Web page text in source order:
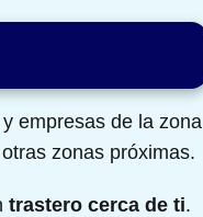
empresas de la zona
zonas próximas.
trastero cerca de ti.